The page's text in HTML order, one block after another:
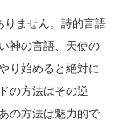
りません。詩的言語
神の言語、天使の
り始めると絶対に
の方法はその逆
の方法は魅力的で